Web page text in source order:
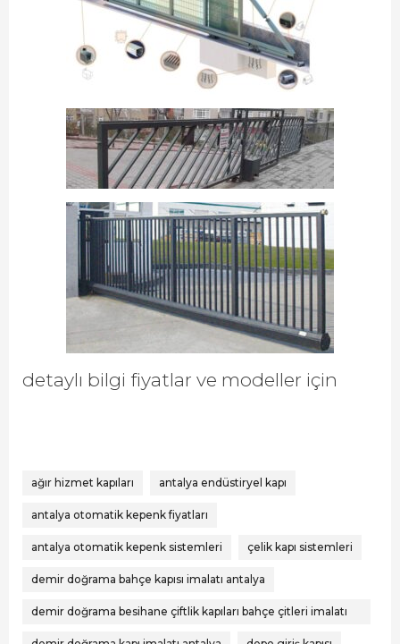
detaylı bilgi fiyatlar ve modeller için
ağır hizmet kapıları antalya endüstiryel kapı
antalya otomatik kepenk fiyatları
antalya otomatik kepenk sistemleri çelik kapı sistemleri
demir doğrama bahçe kapısı imalatı antalya
demir doğrama besihane çiftlik kapıları bahçe çitleri imalatı
antalya